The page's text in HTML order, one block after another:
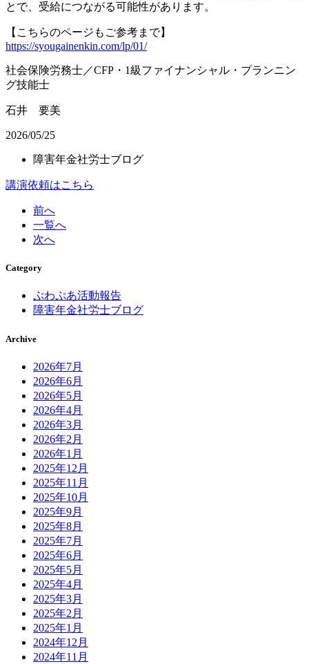
とで、受給につながる可能性があります。
【こちらのページもご参考まで】
https://syougainenkin.com/lp/01/
社会保険労務士／CFP・1級ファイナンシャル・プランニン
グ技能士
石井 要美
2026/05/25
障害年金社労士ブログ
講演依頼はこちら
前へ
一覧へ
次へ
Category
ぷわぷあ活動報告
障害年金社労士ブログ
Archive
2026年7月
2026年6月
2026年5月
2026年4月
2026年3月
2026年2月
2026年1月
2025年12月
2025年11月
2025年10月
2025年9月
2025年8月
2025年7月
2025年6月
2025年5月
2025年4月
2025年3月
2025年2月
2025年1月
2024年12月
2024年11月